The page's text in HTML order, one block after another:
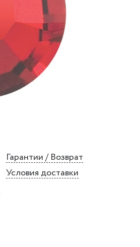
Гарантии / Возврат
Условия доставки